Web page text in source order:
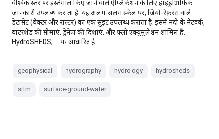
वैश्विक स्तर पर इस्तेमाल किए जाने वाले ऐप्लिकेशन के लिए हाइड्रोग्राफ़िक
जानकारी उपलब्ध कराता है. यह अलग-अलग स्केल पर, जियो-रेफ़रंस वाले
डेटासेट (वेक्टर और रास्टर) का एक सुइट उपलब्ध कराता है. इसमें नदी के नेटवर्क,
वाटरशेड की सीमाएं, ड्रेनेज की दिशाएं, और फ़्लो एक्युमुलेशन शामिल हैं.
HydroSHEDS, … पर आधारित है
geophysical hydrography hydrology hydrosheds
srtm surface-ground-water